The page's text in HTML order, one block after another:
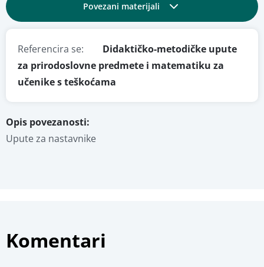
Dodajte u kolekciju
Dodajte u favorite
Pregled materijala
Povezani materijali
Obrazovni i tehnički detalji
Fotografije
Referencira se:
Didaktičko-metodičke upute
za prirodoslovne predmete i matematiku za
učenike s teškoćama
Opis povezanosti:
Upute za nastavnike
Komentari